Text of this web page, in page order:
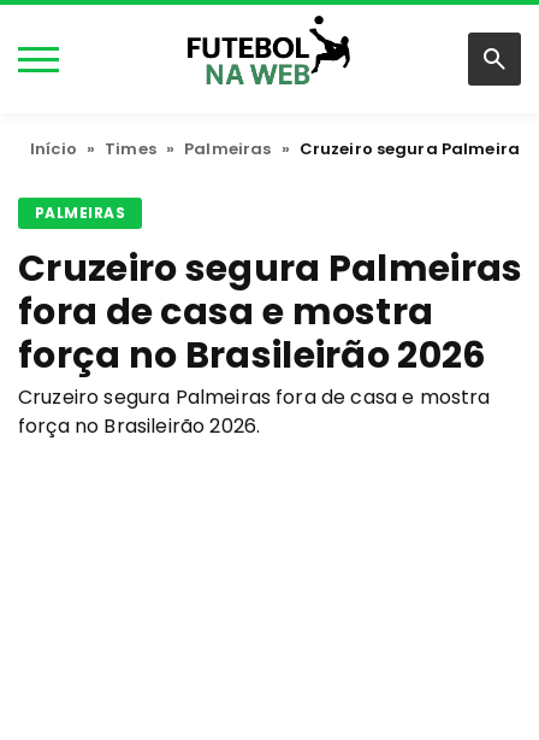
Início » Times » Palmeiras » Cruzeiro segura
PALMEIRAS
Cruzeiro segura Palmeiras
fora de casa e mostra
força no Brasileirão 2026
Cruzeiro segura Palmeiras fora de casa e mostra
força no Brasileirão 2026.